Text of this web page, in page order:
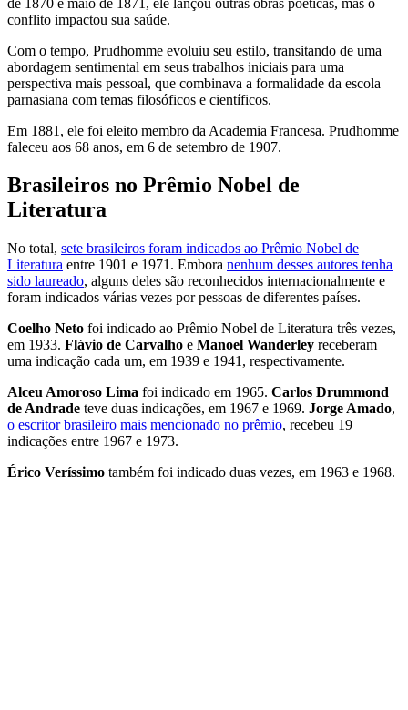
conflito impactou sua saúde.
Com o tempo, Prudhomme evoluiu seu estilo, transitando de uma
abordagem sentimental em seus trabalhos iniciais para uma
perspectiva mais pessoal, que combinava a formalidade da escola
parnasiana com temas filosóficos e científicos.
Em 1881, ele foi eleito membro da Academia Francesa. Prudhomme
faleceu aos 68 anos, em 6 de setembro de 1907.
Brasileiros no Prêmio Nobel de
Literatura
No total, sete brasileiros foram indicados ao Prêmio Nobel de
Literatura entre 1901 e 1971. Embora nenhum desses autores tenha
sido laureado, alguns deles são reconhecidos internacionalmente e
foram indicados várias vezes por pessoas de diferentes países.
Coelho Neto foi indicado ao Prêmio Nobel de Literatura três vezes,
em 1933. Flávio de Carvalho e Manoel Wanderley receberam
uma indicação cada um, em 1939 e 1941, respectivamente.
Alceu Amoroso Lima foi indicado em 1965. Carlos Drummond
de Andrade teve duas indicações, em 1967 e 1969. Jorge Amado,
o escritor brasileiro mais mencionado no prêmio, recebeu 19
indicações entre 1967 e 1973.
Érico Veríssimo também foi indicado duas vezes, em 1963 e 1968.